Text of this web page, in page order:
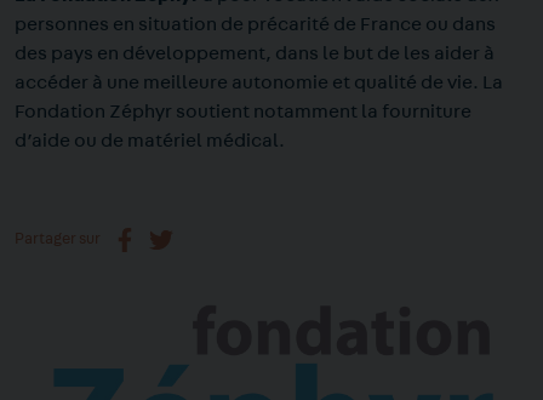
personnes en situation de précarité de France ou dans
des pays en développement, dans le but de les aider à
accéder à une meilleure autonomie et qualité de vie. La
Fondation Zéphyr soutient notamment la fourniture
d’aide ou de matériel médical.
Partager sur